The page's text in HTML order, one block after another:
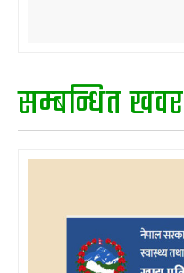
सम्बन्धित खवर